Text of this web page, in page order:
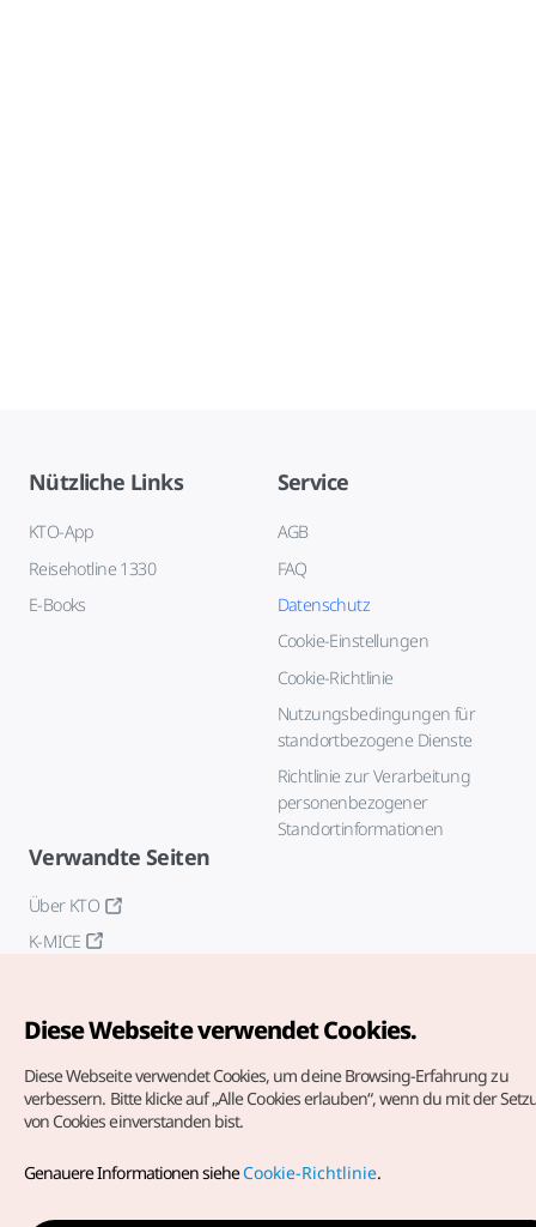
Nützliche Links
KTO-App
Reisehotline 1330
E-Books
Service
AGB
FAQ
Datenschutz
Cookie-Einstellungen
Cookie-Richtlinie
Nutzungsbedingungen für
standortbezogene Dienste
Richtlinie zur Verarbeitung
personenbezogener
Standortinformationen
Verwandte Seiten
Über KTO
K-MICE
vorbehalten.
dieoffizielle E-Mail-Adresse
Diese Webseite verwendet Cookies.
Diese Webseite verwendet Cookies, um deine Browsing-Erfahrung zu
verbessern. Bitte klicke auf „Alle Cookies erlauben“, wenn du mit der
von Cookies einverstanden bist.
Genauere Informationen sieheCookie-Richtlinie.